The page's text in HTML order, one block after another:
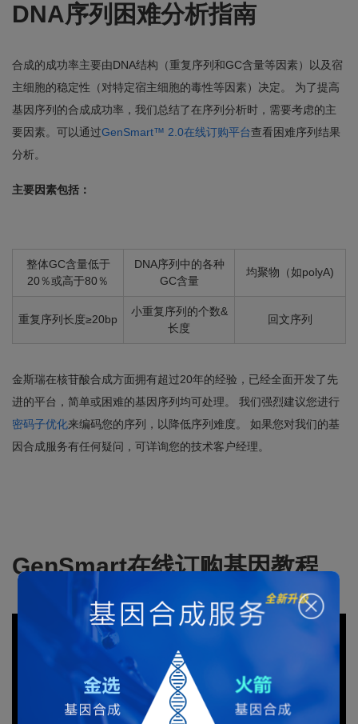
DNA序列困难分析指南
合成的成功率主要由DNA结构（重复序列和GC含量等因素）以及宿
主细胞的稳定性（对特定宿主细胞的毒性等因素）决定。 为了提高
基因序列的合成成功率，我们总结了在序列分析时，需要考虑的主
要因素。可以通过GenSmart™ 2.0在线订购平台查看困难序列结果
分析。
主要因素包括：
整体GC含量低于
20％或高于80％
DNA序列中的各种
GC含量
均聚物（如polyA)
重复序列长度≥20bp
小重复序列的个数&
长度
回文序列
金斯瑞在核苷酸合成方面拥有超过20年的经验，已经全面开发了先
进的平台，简单或困难的基因序列均可处理。 我们强烈建议您进行
密码子优化来编码您的序列，以降低序列难度。 如果您对我们的基
因合成服务有任何疑问，可详询您的技术客户经理。
GenSmart在线订购基因教程